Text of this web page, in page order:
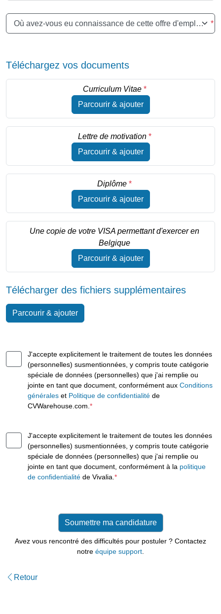
Où avez-vous eu connaissance de cette offre d'emploi ? *
Téléchargez vos documents
Curriculum Vitae *
Parcourir & ajouter
Lettre de motivation *
Parcourir & ajouter
Diplôme *
Parcourir & ajouter
Une copie de votre VISA permettant d'exercer en
Belgique
Parcourir & ajouter
Télécharger des fichiers supplémentaires
Parcourir & ajouter
J'accepte explicitement le traitement de toutes les données
(personnelles) susmentionnées, y compris toute catégorie
spéciale de données (personnelles) que j'ai remplie ou
jointe en tant que document, conformément aux Conditions
générales et Politique de confidentialité de
CVWarehouse.com. *
J'accepte explicitement le traitement de toutes les données
(personnelles) susmentionnées, y compris toute catégorie
spéciale de données (personnelles) que j'ai remplie ou
jointe en tant que document, conformément à la politique
de confidentialité de Vivalia. *
Avez vous rencontré des difficultés pour postuler ? Contactez
notre équipe support
Retour